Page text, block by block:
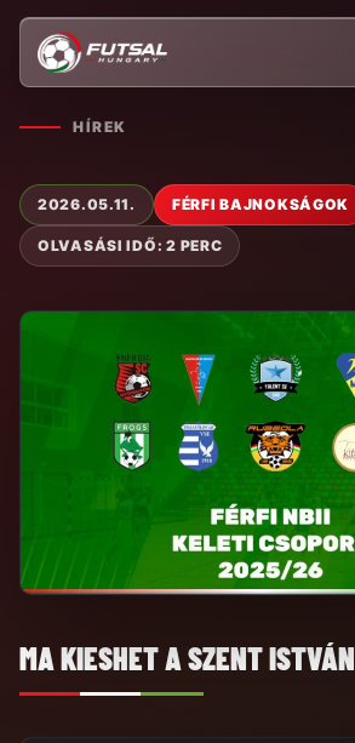
HÍREK
2026.05.11. FÉRFI BAJNOKSÁGOK
OLVASÁSI IDŐ: 2 PERC
MA KIESHET A SZENT ISTVÁN